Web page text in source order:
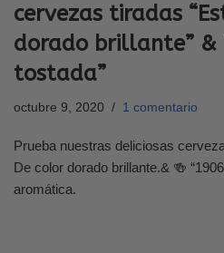
cervezas tiradas
dorado brillante” &
tostada”
octubre 9, 2020 1 comentario
Prueba nuestras deliciosas
De color dorado brillante.& 🍻
aromática.